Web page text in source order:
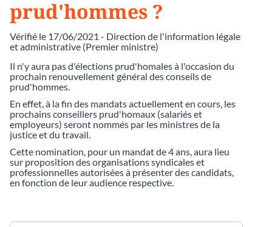
prud'hommes ?
Vérifié le 17/06/2021 - Direction de l'information légale
et administrative (Premier ministre)
Il n'y aura pas d'élections prud'homales à l'occasion du
prochain renouvellement général des conseils de
prud'hommes.
En effet, à la fin des mandats actuellement en cours, les
prochains conseillers prud'homaux (salariés et
employeurs) seront nommés par les ministres de la
justice et du travail.
Cette nomination, pour un mandat de 4 ans, aura lieu
sur proposition des organisations syndicales et
professionnelles autorisées à présenter des candidats,
en fonction de leur audience respective.